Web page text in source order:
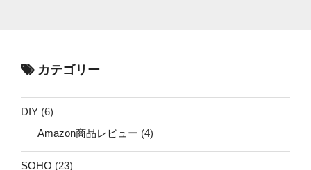
カテゴリー
DIY (6)
Amazon商品レビュー (4)
SOHO (23)